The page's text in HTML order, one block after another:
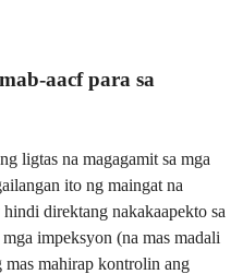
aacf para sa
ligtas na magagamit sa mga
ito ng maingat na
direktang nakakaapekto sa
impeksyon (na mas madali
mahirap kontrolin ang